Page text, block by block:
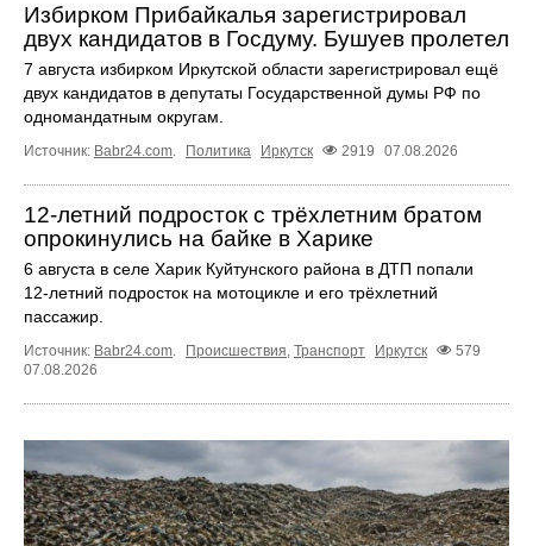
Избирком Прибайкалья зарегистрировал
двух кандидатов в Госдуму. Бушуев пролетел
7 августа избирком Иркутской области зарегистрировал ещё
двух кандидатов в депутаты Государственной думы РФ по
одномандатным округам.
Источник: Babr24.com. Политика Иркутск 2919 07.08.2026
12‑летний подросток с трёхлетним братом
опрокинулись на байке в Харике
6 августа в селе Харик Куйтунского района в ДТП попали
12‑летний подросток на мотоцикле и его трёхлетний
пассажир.
Источник: Babr24.com. Происшествия, Транспорт Иркутск
579
07.08.2026